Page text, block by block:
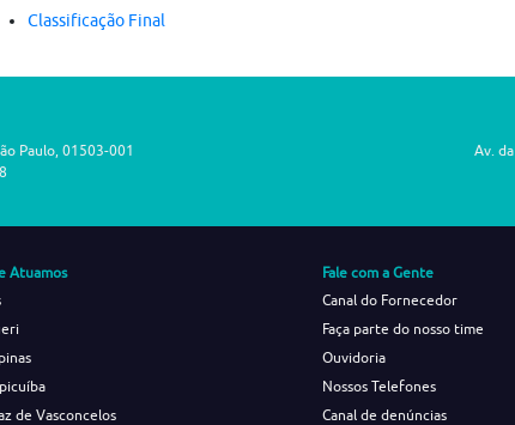
Classificação Final
Paulo, 01503-001
Av.
Atuamos
de Vasconcelos
Fale com a Gente
Canal do Fornecedor
Faça parte do nosso time
Ouvidoria
Nossos Telefones
Canal de denúncias